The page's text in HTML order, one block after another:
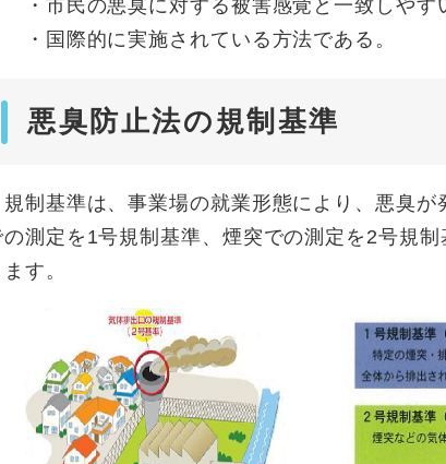
市民の悪臭に対する被害感覚と一致しやす
国際的に実施されている方法である。
悪臭防止法の規制基準
制基準は、事業場の就業形態により、悪臭が
の測定を1号規制基準、煙突での測定を2号規
ます。